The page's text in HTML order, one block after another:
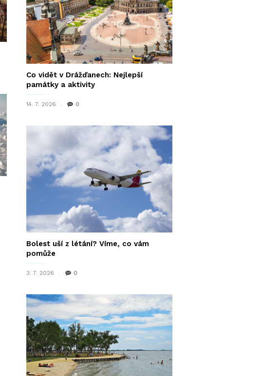
Co vidět v Drážďanech: Nejlepší
památky a aktivity
14. 7. 2026 0
Bolest uší z létání? Víme, co vám
pomůže
3. 7. 2026 0